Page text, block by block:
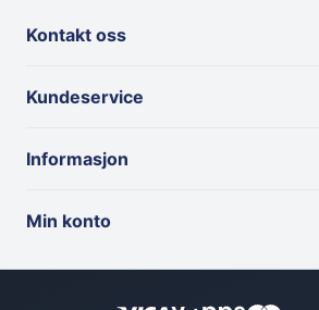
Kontakt oss
Kundeservice
Informasjon
Min konto